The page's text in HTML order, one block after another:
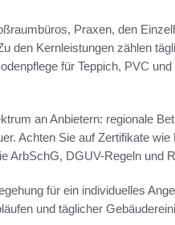
Praxen, den
den Kernleistungen zählen
für Teppich, PVC
an Anbietern: regionale
Achten Sie auf Zertifikate
ArbSchG, DGUV-Regeln und
für ein individuelles
und täglicher